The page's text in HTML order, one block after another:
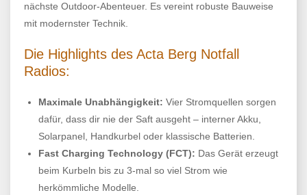
nächste Outdoor-Abenteuer. Es vereint robuste Bauweise
mit modernster Technik.
Die Highlights des Acta Berg Notfall
Radios:
Maximale Unabhängigkeit: Vier Stromquellen sorgen
dafür, dass dir nie der Saft ausgeht – interner Akku,
Solarpanel, Handkurbel oder klassische Batterien.
Fast Charging Technology (FCT): Das Gerät erzeugt
beim Kurbeln bis zu 3-mal so viel Strom wie
herkömmliche Modelle.